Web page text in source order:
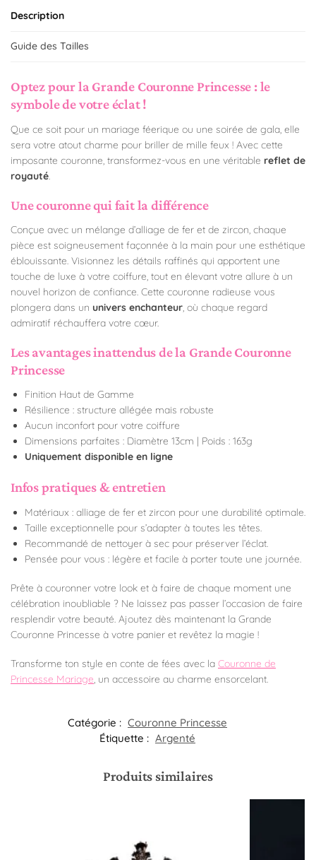
Description
Guide des Tailles
Optez pour la Grande Couronne Princesse : le
symbole de votre éclat !
Que ce soit pour un mariage féerique ou une soirée de gala, elle
sera votre atout charme pour briller de mille feux ! Avec cette
imposante couronne, transformez-vous en une véritable reflet de
royauté
Une couronne qui fait la différence
Conçue avec un mélange d’alliage de fer et de zircon, chaque
pièce est soigneusement façonnée à la main pour une esthétique
éblouissante. Visionnez les détails raffinés qui apportent une
touche de luxe à votre coiffure, tout en élevant votre allure à un
nouvel horizon de confiance. Cette couronne radieuse vous
plongera dans un univers enchanteur, où chaque regard
admiratif réchauffera votre cœur.
Les avantages inattendus de la Grande Couronne
Princesse
Finition Haut de Gamme
Résilience : structure allégée mais robuste
Aucun inconfort pour votre coiffure
Dimensions parfaites : Diamètre 13cm | Poids : 163g
Uniquement disponible en ligne
Infos pratiques & entretien
Matériaux : alliage de fer et zircon pour une durabilité optimale.
Taille exceptionnelle pour s’adapter à toutes les têtes.
Recommandé de nettoyer à sec pour préserver l’éclat.
Pensée pour vous : légère et facile à porter toute une journée.
Prête à couronner votre look et à faire de chaque moment une
célébration inoubliable ? Ne laissez pas passer l’occasion de faire
resplendir votre beauté. Ajoutez dès maintenant la Grande
Couronne Princesse à votre panier et revêtez la magie !
Transforme ton style en conte de fées avec la Couronne de
Princesse Mariage , un accessoire au charme ensorcelant.
Catégorie : Couronne Princesse
Étiquette : Argenté
Produits similaires